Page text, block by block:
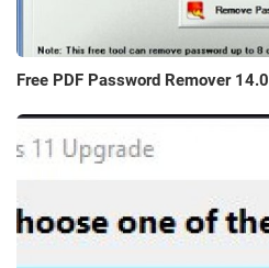
Free PDF Password Remover 14.0